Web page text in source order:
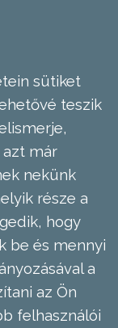
sütiket
teszik
azt már
nekünk
része a
hogy
be és mennyi
a
az Ön
felhasználói